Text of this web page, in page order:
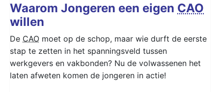
Waarom Jongeren een eigen CAO
willen
De CAO moet op de schop, maar wie durft de eerste
stap te zetten in het spanningsveld tussen
werkgevers en vakbonden? Nu de volwassenen het
laten afweten komen de jongeren in actie!